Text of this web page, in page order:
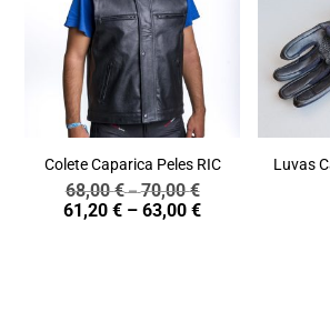
Colete Caparica Peles RIC
68,00€–70,00€Price
range:
61,20€ – 63,00€Price
Luvas